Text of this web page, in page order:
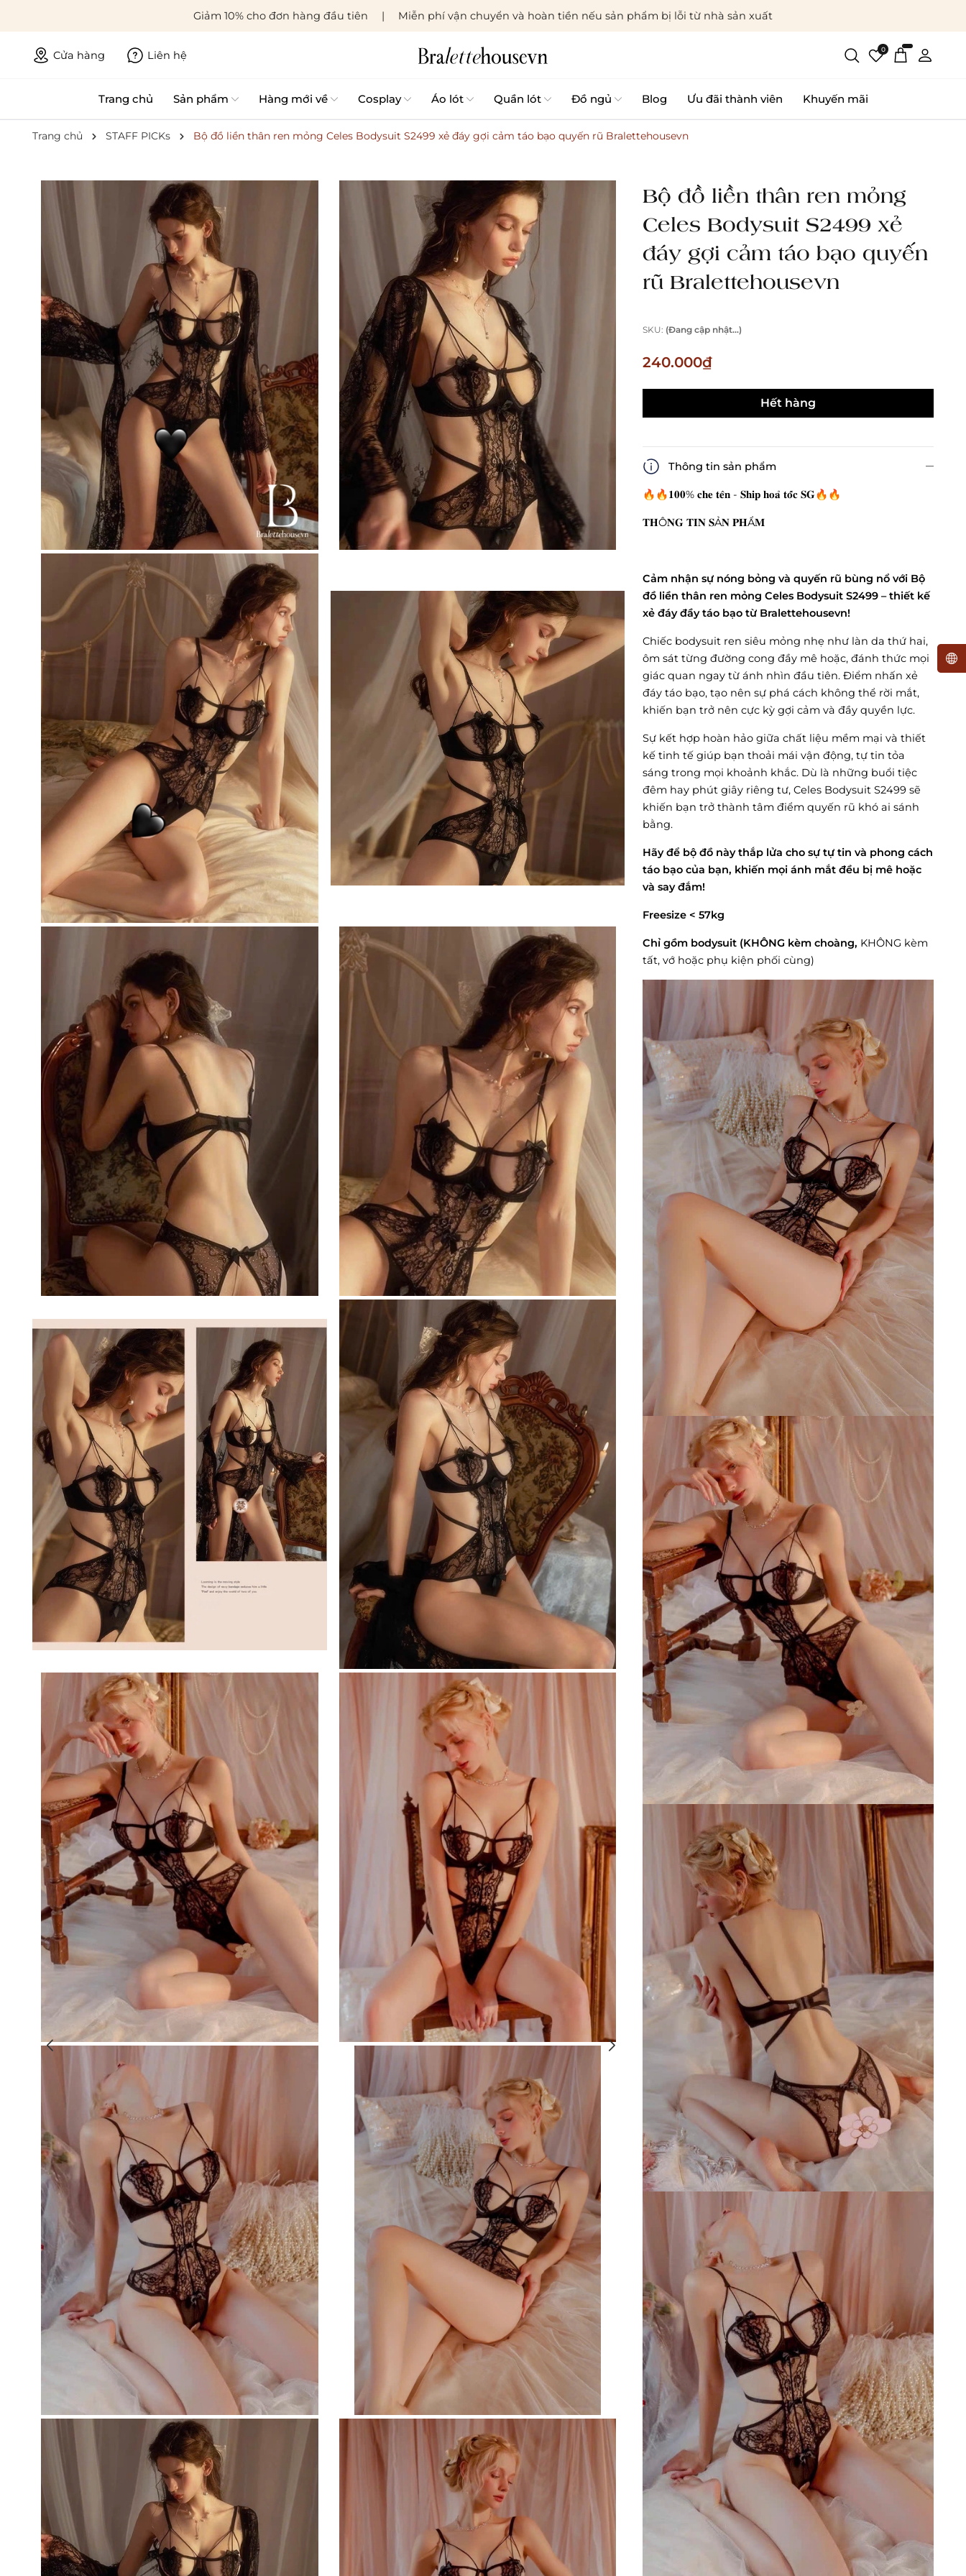
Giảm 10% cho đơn hàng đầu tiên Miễn phí vận chuyển và hoàn tiền nếu sản phẩm bị lỗi từ nhà sản xuất
Cửa hàng Liên hệ 0
Trang chủ Sản phẩm Hàng mới về Cosplay Áo lót Quần lót Đồ ngủ Blog Ưu đãi thành viên Khuyến mãi
Trang chủ STAFF PICKs Bộ đồ liền thân ren mỏng Celes Bodysuit S2499 xẻ đáy gợi cảm táo bạo quyến rũ Bralettehousevn
Bộ đồ liền thân ren mỏng
Celes Bodysuit S2499 xẻ
đáy gợi cảm táo bạo quyến
rũ Bralettehousevn
SKU: (Đang cập nhật...)
240.000₫
Hết hàng
Thông tin sản phẩm
🔥🔥𝟏𝟎𝟎% 𝐜𝐡𝐞 𝐭𝐞̂𝐧 - 𝐒𝐡𝐢𝐩 𝐡𝐨𝐚̉ 𝐭𝐨̂́𝐜 𝐒𝐆🔥🔥
𝐓𝐇Ô𝐍𝐆 𝐓𝐈𝐍 𝐒Ả𝐍 𝐏𝐇Ẩ𝐌
Cảm nhận sự nóng bỏng và quyến rũ bùng nổ với Bộ
đồ liền thân ren mỏng Celes Bodysuit S2499 – thiết kế
xẻ đáy đầy táo bạo từ Bralettehousevn!
Chiếc bodysuit ren siêu mỏng nhẹ như làn da thứ hai,
ôm sát từng đường cong đầy mê hoặc, đánh thức mọi
giác quan ngay từ ánh nhìn đầu tiên. Điểm nhấn xẻ
đáy táo bạo, tạo nên sự phá cách không thể rời mắt,
khiến bạn trở nên cực kỳ gợi cảm và đầy quyền lực.
Sự kết hợp hoàn hảo giữa chất liệu mềm mại và thiết
kế tinh tế giúp bạn thoải mái vận động, tự tin tỏa
sáng trong mọi khoảnh khắc. Dù là những buổi tiệc
đêm hay phút giây riêng tư, Celes Bodysuit S2499 sẽ
khiến bạn trở thành tâm điểm quyến rũ khó ai sánh
bằng.
Hãy để bộ đồ này thắp lửa cho sự tự tin và phong cách
táo bạo của bạn, khiến mọi ánh mắt đều bị mê hoặc
và say đắm!
Freesize < 57kg
Chỉ gồm bodysuit (KHÔNG kèm choàng, KHÔNG kèm
tất, vớ hoặc phụ kiện phối cùng)